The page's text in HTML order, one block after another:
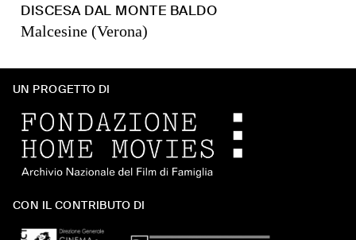
DISCESA DAL MONTE BALDO
Malcesine (Verona)
UN PROGETTO DI
CON IL CONTRIBUTO DI